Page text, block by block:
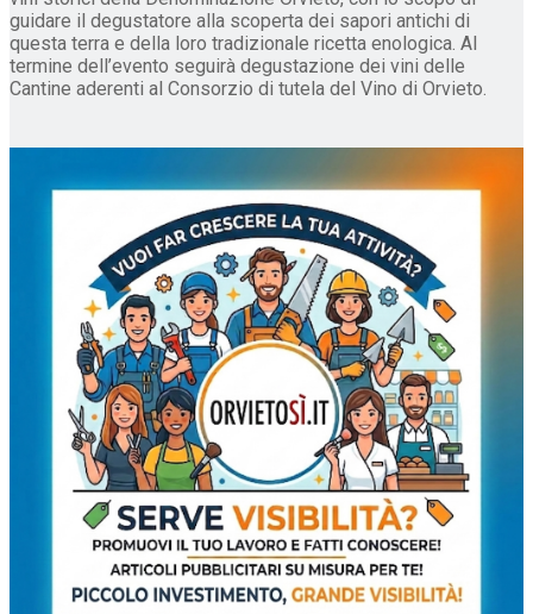
guidare il degustatore alla scoperta dei sapori antichi di
questa terra e della loro tradizionale ricetta enologica. Al
termine dell’evento seguirà degustazione dei vini delle
Cantine aderenti al Consorzio di tutela del Vino di Orvieto.